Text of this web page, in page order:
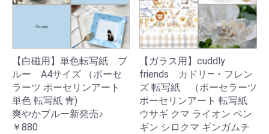
【白磁用】単色転写紙 ブ
ルー A4サイズ （ポーセ
ラーツ ポーセリンアート
単色 転写紙 青)
爽やかブルー新発売♪
￥880
【ガラス用】cuddly
friends カドリ―・フレン
ズ 転写紙 （ポーセラーツ
ポーセリンアート 転写紙
ウサギ クマ ライオン ペン
ギン シロクマ ギンガムチ